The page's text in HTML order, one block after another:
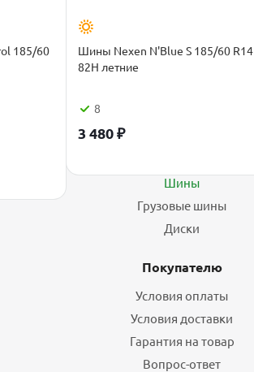
185/60
Шины Nexen N'Blue S 185/60 R14
82H летние
8
3 480₽
Шины
Грузовые шины
Диски
Покупателю
Условия оплаты
Условия доставки
Гарантия на товар
Вопрос-ответ